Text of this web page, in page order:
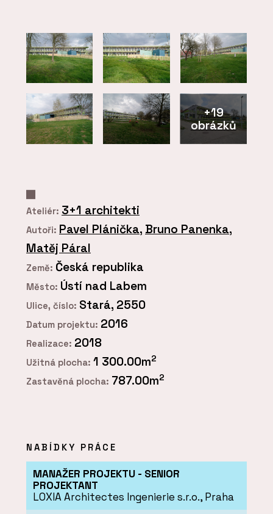
+19
obrázků
Ateliér: 3+1 architekti
Autoři: Pavel Plánička, Bruno Panenka,
Matěj Páral
Země: Česká republika
Město: Ústí nad Labem
Ulice, číslo: Stará, 2550
Datum projektu: 2016
Realizace: 2018
Užitná plocha: 1 300.00m2
Zastavěná plocha: 787.00m2
NABÍDKY PRÁCE
MANAŽER PROJEKTU - SENIOR
PROJEKTANT
LOXIA Architectes Ingenierie s.r.o., Praha